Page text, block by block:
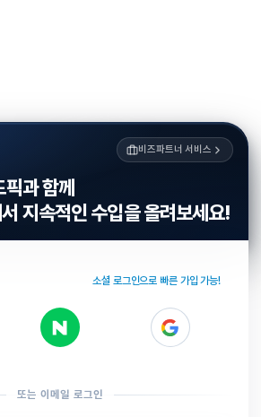
비즈파트너 서비스
픽과 함께
지속적인 수입을 올려보세요!
소셜 로그인으로 빠른 가입 가능!
또는 이메일 로그인